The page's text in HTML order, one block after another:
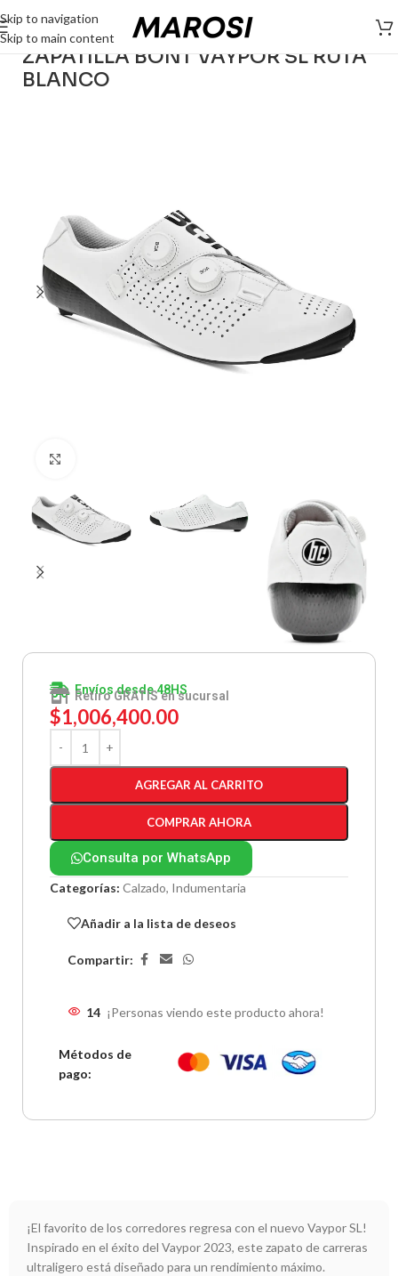
Skip to navigation
Skip to main content
ZAPATILLA BONT VAYPOR SL RUTA
BLANCO
Envíos desde 48HS
Retiro GRATIS en sucursal
$1,006,400.00
AGREGAR AL CARRITO
COMPRAR AHORA
Consulta por WhatsApp
Categorías: Calzado, Indumentaria
Añadir a la lista de deseos
Compartir:
14 ¡Personas viendo este producto ahora!
Métodos de
pago:
¡El favorito de los corredores regresa con el nuevo Vaypor SL!
Inspirado en el éxito del Vaypor 2023, este zapato de carreras
ultraligero está diseñado para un rendimiento máximo.